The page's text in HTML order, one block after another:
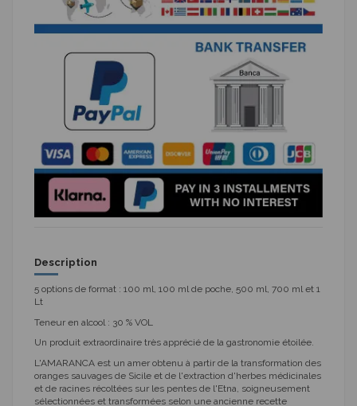
Description
5 options de format : 100 ml, 100 ml de poche, 500 ml, 700 ml et 1
Lt
Teneur en alcool : 30 % VOL
Un produit extraordinaire très apprécié de la gastronomie étoilée.
L'AMARANCA est un amer obtenu à partir de la transformation des
oranges sauvages de Sicile et de l'extraction d'herbes médicinales
et de racines récoltées sur les pentes de l'Etna, soigneusement
sélectionnées et transformées selon une ancienne recette